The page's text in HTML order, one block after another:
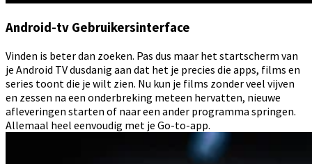
Android-tv Gebruikersinterface
Vinden is beter dan zoeken. Pas dus maar het startscherm van
je Android TV dusdanig aan dat het je precies die apps, films en
series toont die je wilt zien. Nu kun je films zonder veel vijven
en zessen na een onderbreking meteen hervatten, nieuwe
afleveringen starten of naar een ander programma springen.
Allemaal heel eenvoudig met je Go-to-app.